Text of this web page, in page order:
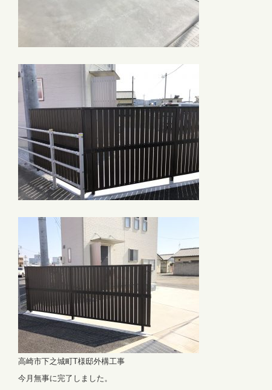
高崎市下之城町T様邸外構工事
今月無事に完了しました。